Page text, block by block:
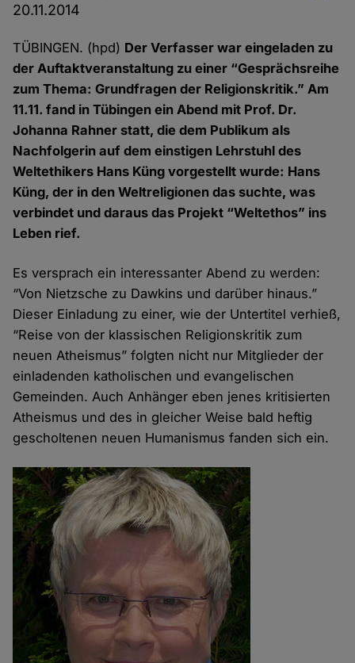
20.11.2014
TÜBINGEN. (hpd) Der Verfasser war eingeladen zu
der Auftaktveranstaltung zu einer “Gesprächsreihe
zum Thema: Grundfragen der Religionskritik.” Am
11.11. fand in Tübingen ein Abend mit Prof. Dr.
Johanna Rahner statt, die dem Publikum als
Nachfolgerin auf dem einstigen Lehrstuhl des
Weltethikers Hans Küng vorgestellt wurde: Hans
Küng, der in den Weltreligionen das suchte, was
verbindet und daraus das Projekt “Weltethos” ins
Leben rief.
Es versprach ein interessanter Abend zu werden:
“Von Nietzsche zu Dawkins und darüber hinaus.”
Dieser Einladung zu einer, wie der Untertitel verhieß,
“Reise von der klassischen Religionskritik zum
neuen Atheismus” folgten nicht nur Mitglieder der
einladenden katholischen und evangelischen
Gemeinden. Auch Anhänger eben jenes kritisierten
Atheismus und des in gleicher Weise bald heftig
gescholtenen neuen Humanismus fanden sich ein.